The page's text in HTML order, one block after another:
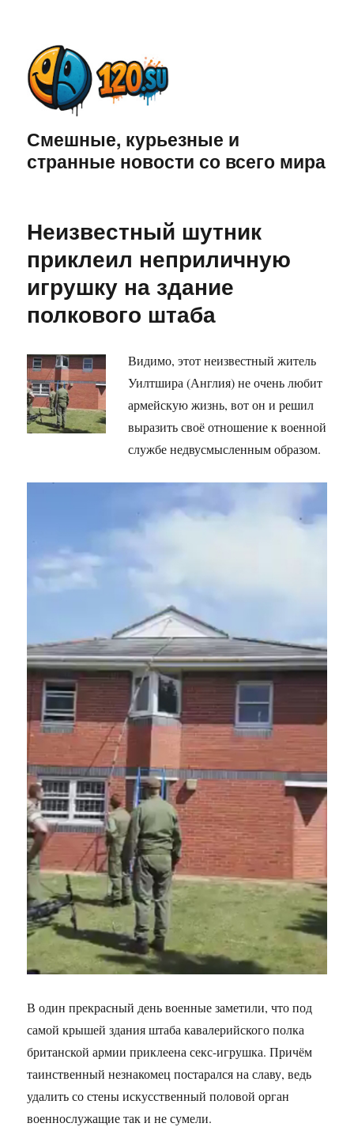
Смешные, курьезные и
странные новости со всего мира
Неизвестный шутник
приклеил неприличную
игрушку на здание
полкового штаба
Видимо, этот неизвестный житель
Уилтшира (Англия) не очень любит
армейскую жизнь, вот он и решил
выразить своё отношение к военной
службе недвусмысленным образом.
В один прекрасный день военные заметили, что под
самой крышей здания штаба кавалерийского полка
британской армии приклеена секс-игрушка. Причём
таинственный незнакомец постарался на славу, ведь
удалить со стены искусственный половой орган
военнослужащие так и не сумели.